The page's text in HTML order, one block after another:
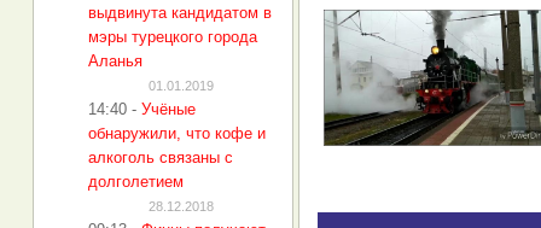
выдвинута кандидатом в
мэры турецкого города
Аланья
01.01.2019
14:40 - Учёные
обнаружили, что кофе и
алкоголь связаны с
долголетием
28.12.2018